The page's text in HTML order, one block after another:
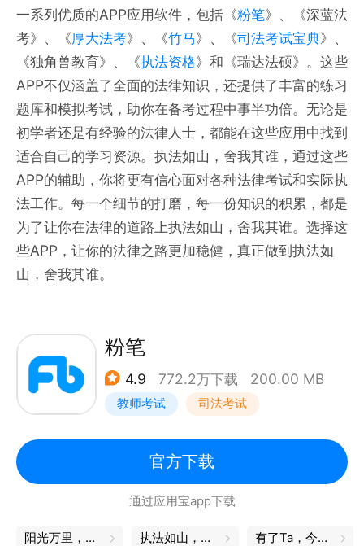
一系列优质的APP应用软件，包括《粉笔》、《深蓝法
考》、《厚大法考》、《竹马》、《司法考试宝典》、
《独角兽教育》、《执法资格》和《瑞达法硕》。这些
APP不仅涵盖了全面的法律知识，还提供了丰富的练习
题库和模拟考试，助你在备考过程中事半功倍。无论是
初学者还是有经验的法律人士，都能在这些应用中找到
适合自己的学习资源。执法如山，舍我其谁，通过这些
APP的辅助，你将更有信心面对各种法律考试和实际执
法工作。每一个细节的打磨，每一份知识的积累，都是
为了让你在法律的道路上执法如山，舍我其谁。选择这
些APP，让你的法律之路更加稳健，真正做到执法如
山，舍我其谁。
粉笔
4.9 772.2万下载 200.00 MB
教师考试 司法考试
官方下载
通过应用宝app下载
阳光万里，我们一定能上岸！ 执法如山，舍我其谁 有了Ta，今年一定能上岸